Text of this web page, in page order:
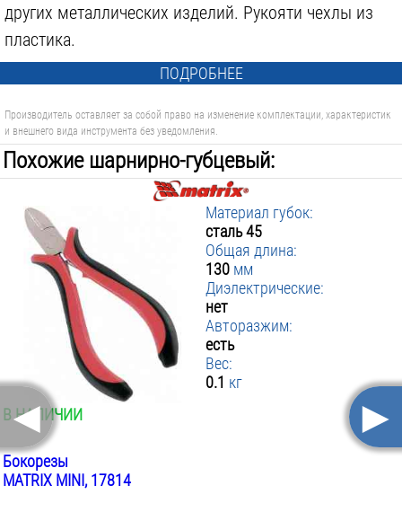
других металлических изделий. Рукояти чехлы из
пластика.
ПОДРОБНЕЕ
Производитель оставляет за собой право на изменение комплектации, характеристик
и внешнего вида инструмента без уведомления.
Похожие шарнирно-губцевый:
Материал губок:
сталь 45
Общая длина:
130 мм
Диэлектрические:
нет
Авторазжим:
есть
Вес:
0.1 кг
В НАЛИЧИИ
Бокорезы
MATRIX MINI, 17814
◄ ►